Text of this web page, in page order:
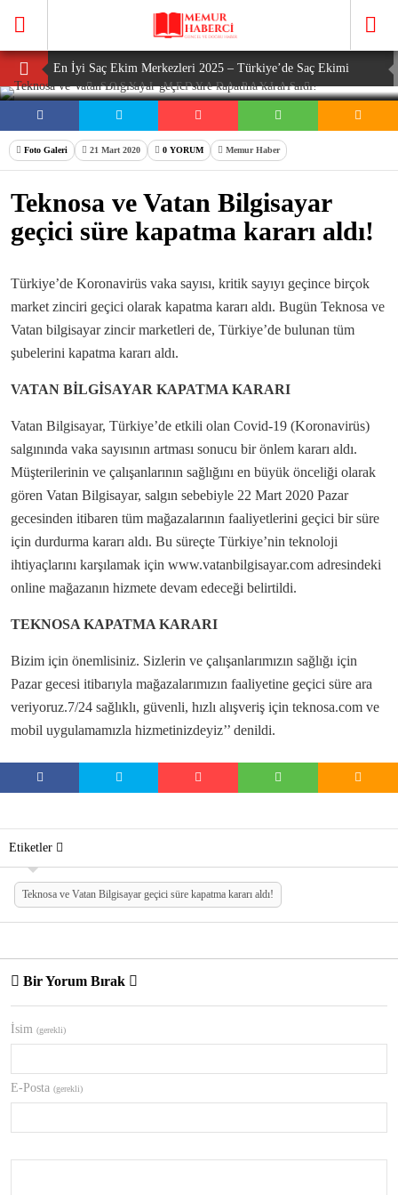
En İyi Saç Ekim Merkezleri 2025 – Türkiye’de Saç Ekimi
Fiyatları, Paketler ve Klinik İncelemeleri
En İyi 10 Saç Ekim Merkezi ve 2025 Saç Ekim Fiyatları
Kök Hücreli Saç Ekimi Nedir? Este Favor Anlatıyor…
Türkiye’nin En İyi 3 Saç Ekim Merkezi Hangisi? Türkiye’nin
Saç Ekim Fiyatları…
Türkiye’deki En İyi Saç Ekim Merkezleri ve Fiyatlar(2025
SOSYAL MEDYADA PAYLAŞ
Foto Galeri 21 Mart 2020 0 YORUM Memur Haber
Teknosa ve Vatan Bilgisayar
geçici süre kapatma kararı aldı!
Türkiye’de Koronavirüs vaka sayısı, kritik sayıyı geçince birçok
market zinciri geçici olarak kapatma kararı aldı. Bugün Teknosa ve
Vatan bilgisayar zincir marketleri de, Türkiye’de bulunan tüm
şubelerini kapatma kararı aldı.
VATAN BİLGİSAYAR KAPATMA KARARI
Vatan Bilgisayar, Türkiye’de etkili olan Covid-19 (Koronavirüs)
salgınında vaka sayısının artması sonucu bir önlem kararı aldı.
Müşterilerinin ve çalışanlarının sağlığını en büyük önceliği olarak
gören Vatan Bilgisayar, salgın sebebiyle 22 Mart 2020 Pazar
gecesinden itibaren tüm mağazalarının faaliyetlerini geçici bir süre
için durdurma kararı aldı. Bu süreçte Türkiye’nin teknoloji
ihtiyaçlarını karşılamak için www.vatanbilgisayar.com adresindeki
online mağazanın hizmete devam edeceği belirtildi.
TEKNOSA KAPATMA KARARI
Bizim için önemlisiniz. Sizlerin ve çalışanlarımızın sağlığı için
Pazar gecesi itibarıyla mağazalarımızın faaliyetine geçici süre ara
veriyoruz.7/24 sağlıklı, güvenli, hızlı alışveriş için teknosa.com ve
mobil uygulamamızla hizmetinizdeyiz’’ denildi.
Etiketler
Teknosa ve Vatan Bilgisayar geçici süre kapatma kararı aldı!
Bir Yorum Bırak
İsim (gerekli)
E-Posta (gerekli)